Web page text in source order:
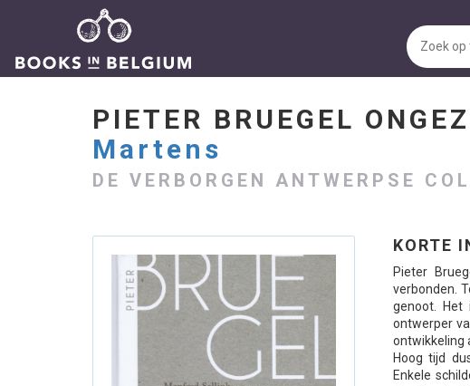
PIETER BRUEGEL
Martens
DE VERBORGEN ANTWERPSE
KORTE
Pieter
verbonden.
genoot.
ontwerper
ontwikkeling
Hoog tijd
Enkele